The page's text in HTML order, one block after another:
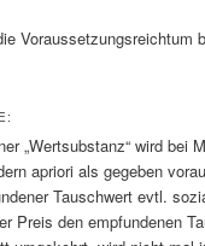
Voraussetzungsreichtum
„Wertsubstanz“ wird bei
apriori als gegeben
Tauschwert evtl.
Preis den empfundenen